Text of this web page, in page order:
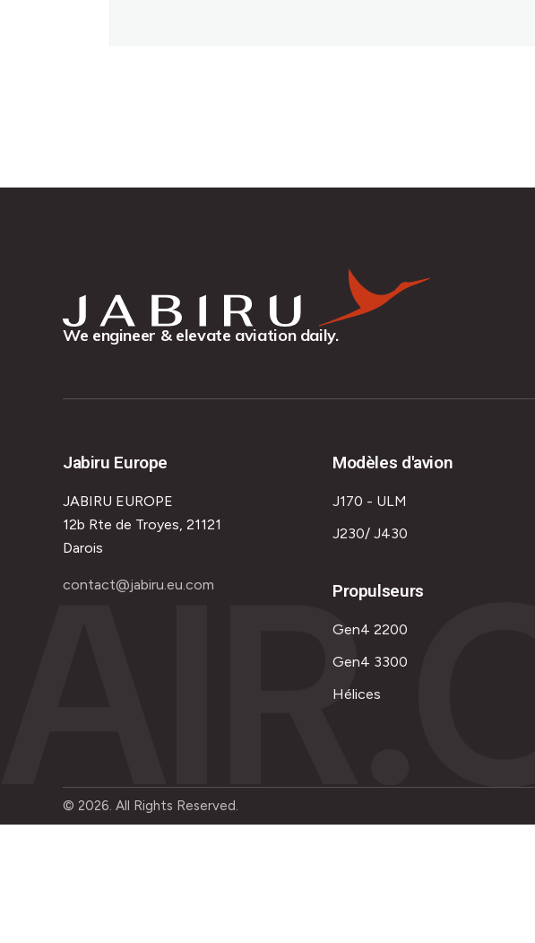
We engineer & elevate aviation daily.
Jabiru Europe
JABIRU EUROPE
12b Rte de Troyes, 21121
Darois
contact@jabiru.eu.com
Modèles d'avion
J170 - ULM
J230/ J430
Propulseurs
Gen4 2200
Gen4 3300
Hélices
© 2026. All Rights Reserved.